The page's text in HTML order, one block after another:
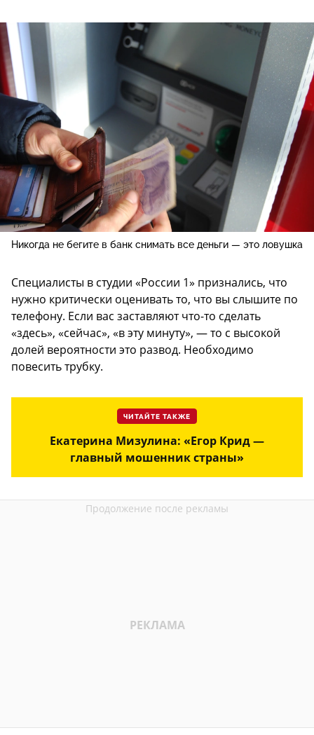
Никогда не бегите в банк снимать все деньги — это ловушка
Специалисты в студии «России 1» признались, что
нужно критически оценивать то, что вы слышите по
телефону. Если вас заставляют что-то сделать
«здесь», «сейчас», «в эту минуту», — то с высокой
долей вероятности это развод. Необходимо
повесить трубку.
ЧИТАЙТЕ ТАКЖЕ
Екатерина Мизулина: «Егор Крид —
главный мошенник страны»